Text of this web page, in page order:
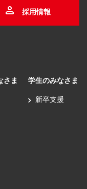
採用情報
さま 学生のみなさま
新卒支援